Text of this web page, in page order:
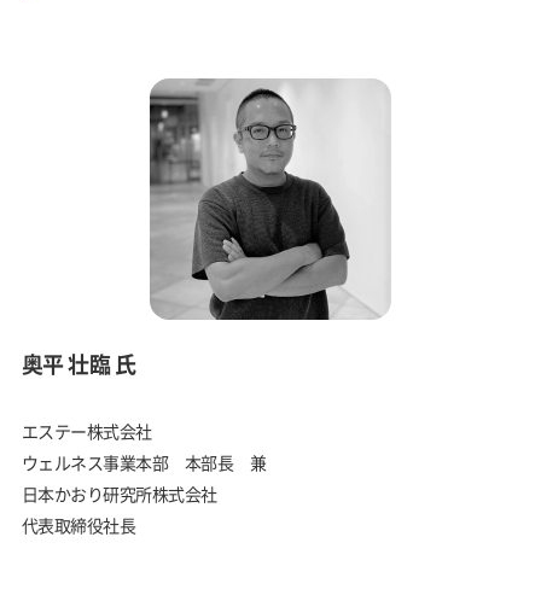
奥平 壮臨 氏
エステー株式会社
ウェルネス事業本部 本部長 兼
日本かおり研究所株式会社
代表取締役社長